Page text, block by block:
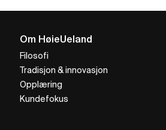
Om HøieUeland
Filosofi
Tradisjon & innovasjon
Opplæring
Kundefokus